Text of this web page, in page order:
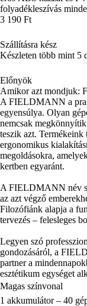
folyadékleszívás
3 190 Ft
Szállításra kész
Készleten több mint 5
Előnyök
Amikor azt
A FIELDMANN a
egyensúlya. Olyan
nemcsak
teszik azt.
ergonomikus
megoldásokra,
kertben egyaránt.
A FIELDMANN név
az azt végző
Filozófiánk alapja a
tervezés – felesleges
Legyen szó
gondozásáról, a
partner a
esztétikum egységet
Magas színvonal
1 akkumulátor – 40